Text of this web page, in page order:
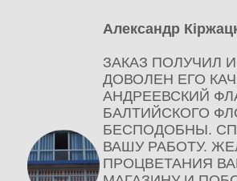
Александр
ЗАКАЗ ПОЛУЧИЛ
ДОВОЛЕН ЕГО
АНДРЕЕВСКИЙ
БАЛТИЙСКОГО
БЕСПОДОБНЫ.
ВАШУ РАБОТУ.
ПРОЦВЕТАНИЯ